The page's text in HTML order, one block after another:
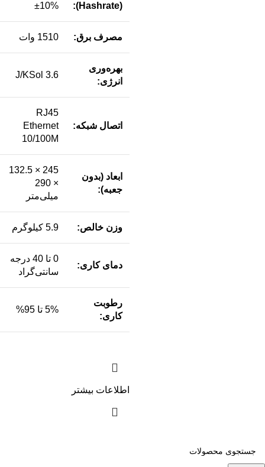
(Hashrate):
±10%
مصرف برق: 1510 وات
بهره‌وری
انرژی:
3.6 J/KSol
اتصال شبکه:
RJ45
Ethernet
10/100M
ابعاد (بدون
جعبه):
245 × 132.5
× 290
میلی‌متر
وزن خالص: 5.9 کیلوگرم
دمای کاری:
0 تا 40 درجه
سانتی‌گراد
رطوبت
کاری:
5% تا 95%
اطلاعات بیشتر